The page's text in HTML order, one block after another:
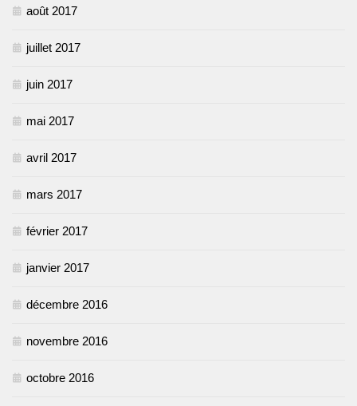
août 2017
juillet 2017
juin 2017
mai 2017
avril 2017
mars 2017
février 2017
janvier 2017
décembre 2016
novembre 2016
octobre 2016